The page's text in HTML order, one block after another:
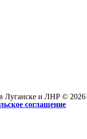
Луганске и ЛНР © 2026
соглашение